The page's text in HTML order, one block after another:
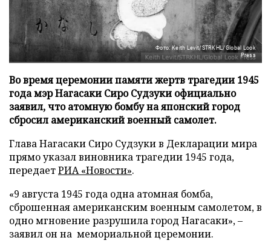
Фото: Keith Levit/STRKHL/Global Look
Press
Во время церемонии памяти жертв трагедии 1945
года мэр Нагасаки Сиро Судзуки официально
заявил, что атомную бомбу на японский город
сбросил американский военный самолет.
Глава Нагасаки Сиро Судзуки в Декларации мира
прямо указал виновника трагедии 1945 года,
передаетРИА «Новости».
«9 августа 1945 года одна атомная бомба,
сброшенная американским военным самолетом, в
одно мгновение разрушила город Нагасаки», –
заявил он на мемориальной церемонии.